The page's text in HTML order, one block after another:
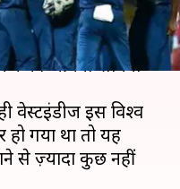
पर विश्व कप के
का आमना-सामना
वेस्टइंडीज इस विश्व
गया था तो यह
से ज़्यादा कुछ नहीं